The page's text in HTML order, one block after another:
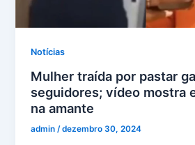
Notícias
Mulher traída por pastar
seguidores; vídeo mostra
na amante
admin/dezembro 30, 2024